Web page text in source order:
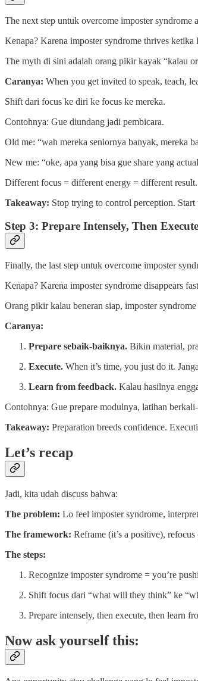
The next step untuk overcome imposter syndrome
Kenapa? Karena imposter syndrome thrives
The myth di sini adalah orang pikir kayak “kalau
Caranya: When you get invited to speak, teach,
Shift dari focus ke diri ke focus ke mereka.
Contohnya: Gue diundang jadi pembicara.
Old me: “wah mereka seniornya banyak, mereka
New me: “oke, apa yang bisa gue share yang
Different focus = different energy = different result.
Takeaway: Stop trying to control perception.
Step 3: Prepare Intensely, Then
Finally, the last step untuk overcome imposter
Kenapa? Karena imposter syndrome disappears
Orang pikir kalau beneran siap, imposter
Caranya:
Prepare sebaik-baiknya. Bikin material,
Execute. When it’s time, you just do it.
Learn from feedback. Kalau hasilnya
Contohnya: Gue prepare modulnya, latihan
Takeaway: Preparation breeds confidence.
Let’s recap
Jadi, kita udah discuss bahwa:
The problem: Lo feel imposter syndrome,
The framework: Reframe (it’s a positive),
The steps:
Recognize imposter syndrome = you’re
Shift focus dari “what will they think” ke
Prepare intensely, then execute, then learn
Now ask yourself this: